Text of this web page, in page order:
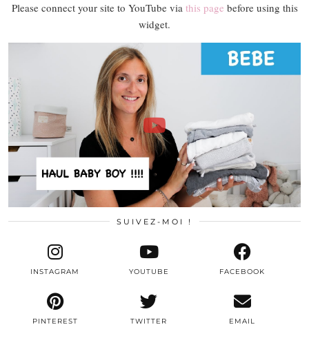
Please connect your site to YouTube via this page before using this
widget.
SUIVEZ-MOI !
TWITTER
INSTAGRAM FACEBOOK
PINTEREST
YOUTUBE
EMAIL